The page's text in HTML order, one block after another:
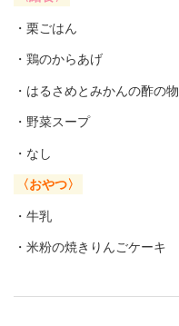
・栗ごはん
・鶏のからあげ
・はるさめとみかんの酢の物
・野菜スープ
・なし
〈おやつ〉
・牛乳
・米粉の焼きりんごケーキ